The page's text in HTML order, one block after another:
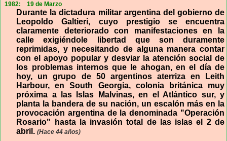
1982:
19 de Marzo
Durante la dictadura militar argentina del gobierno de
Leopoldo Galtieri, cuyo prestigio se encuentra
claramente deteriorado con manifestaciones en la
calle exigiéndole libertad que son duramente
reprimidas, y necesitando de alguna manera contar
con el apoyo popular y desviar la atención social de
los problemas internos que le ahogan, en el día de
hoy, un grupo de 50 argentinos aterriza en Leith
Harbour, en South Georgia, colonia británica muy
próxima a las Islas Malvinas, en el Atlántico sur, y
planta la bandera de su nación, un escalón más en la
provocación argentina de la denominada "Operación
Rosario" hasta la invasión total de las islas el 2 de
abril.(Hace 44 años)